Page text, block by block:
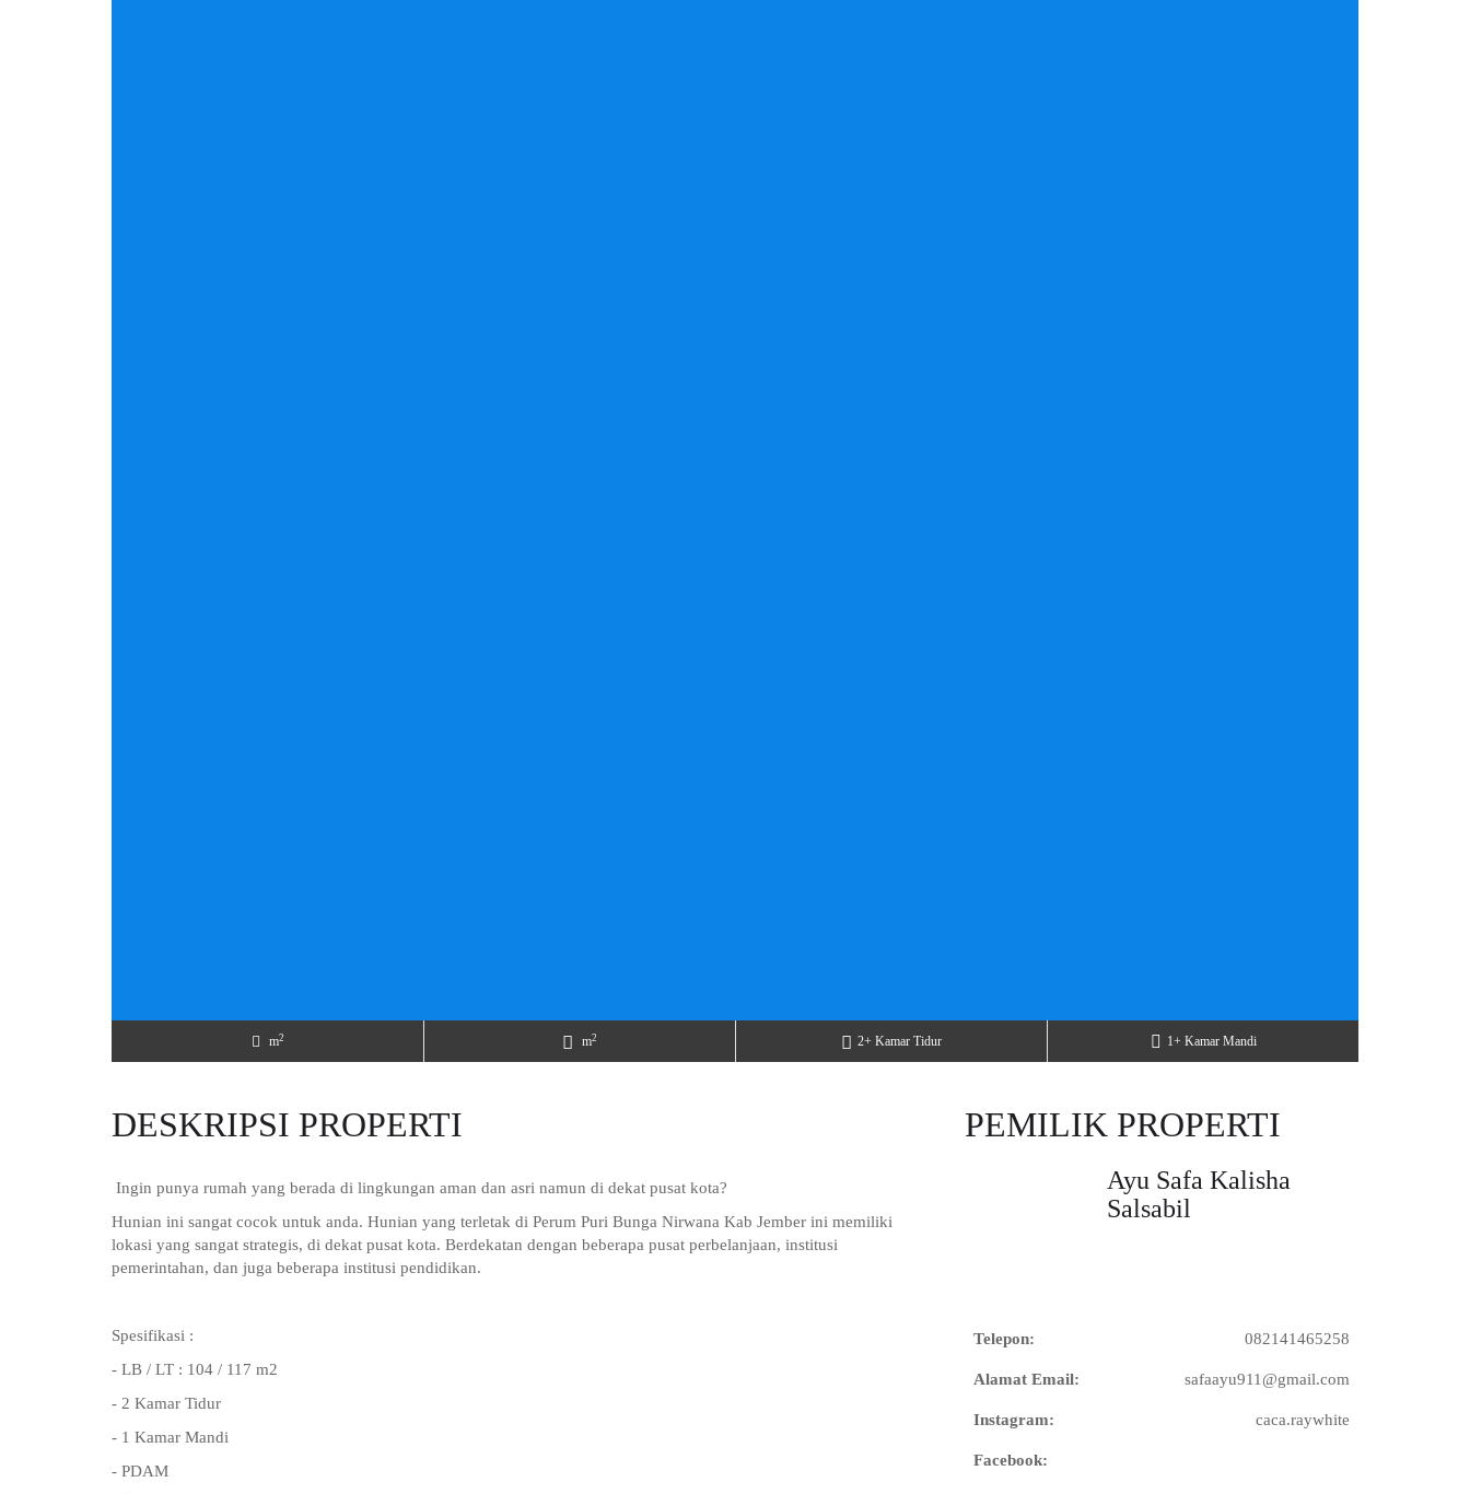
m2 m2 2+ Kamar Tidur 1+ Kamar Mandi
DESKRIPSI PROPERTI
Ingin punya rumah yang berada di lingkungan aman dan asri namun di dekat pusat kota?
Hunian ini sangat cocok untuk anda. Hunian yang terletak di Perum Puri Bunga Nirwana Kab Jember ini memiliki
lokasi yang sangat strategis, di dekat pusat kota. Berdekatan dengan beberapa pusat perbelanjaan, institusi
pemerintahan, dan juga beberapa institusi pendidikan.
Spesifikasi :
- LB / LT : 104 / 117 m2
- 2 Kamar Tidur
- 1 Kamar Mandi
- PDAM
PEMILIK PROPERTI
Ayu Safa Kalisha
Salsabil
Telepon: 082141465258
Alamat Email: safaayu911@gmail.com
Instagram: caca.raywhite
Facebook: